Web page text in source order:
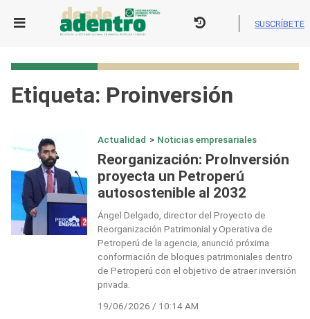
SUSCRÍBETE
Etiqueta: Proinversión
Actualidad > Noticias empresariales
Reorganización: ProInversión
proyecta un Petroperú
autosostenible al 2032
Ángel Delgado, director del Proyecto de
Reorganización Patrimonial y Operativa de
Petroperú de la agencia, anunció próxima
conformación de bloques patrimoniales dentro
de Petroperú con el objetivo de atraer inversión
privada.
19/06/2026 / 10:14 AM